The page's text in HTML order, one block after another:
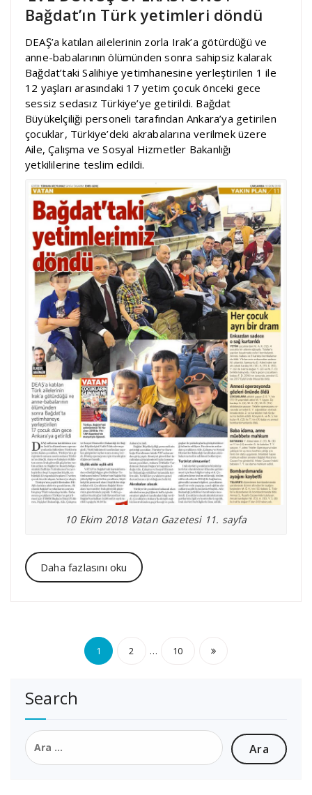
Bağdat’ın Türk yetimleri döndü
DEAŞ’a katılan ailelerinin zorla Irak’a götürdüğü ve
anne-babalarının ölümünden sonra sahipsiz kalarak
Bağdat’taki Salihiye yetimhanesine yerleştirilen 1 ile
12 yaşları arasındaki 17 yetim çocuk önceki gece
sessiz sedasız Türkiye’ye getirildi. Bağdat
Büyükelçiliği personeli tarafından Ankara’ya getirilen
çocuklar, Türkiye’deki akrabalarına verilmek üzere
Aile, Çalışma ve Sosyal Hizmetler Bakanlığı
yetkililerine teslim edildi.
10 Ekim 2018 Vatan Gazetesi 11. sayfa
Daha fazlasını oku
Yazı
1 2 … 10
Search
Arama: